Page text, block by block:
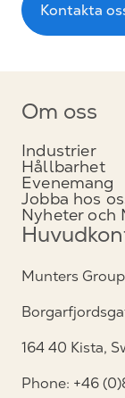
Kontakta
Om oss
Industrier
Hållbarhet
Evenemang
Jobba hos
Nyheter och
Munters
164 40 Kista,
Phone: +46